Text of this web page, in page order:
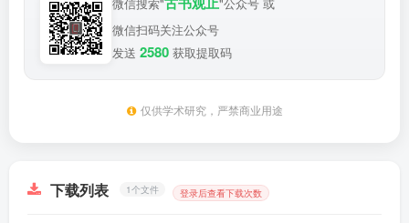
微信扫码关注公众号
发送 2580 获取提取码
仅供学术研究，严禁商业用途
下载列表 1个文件 登录后查看下载次数